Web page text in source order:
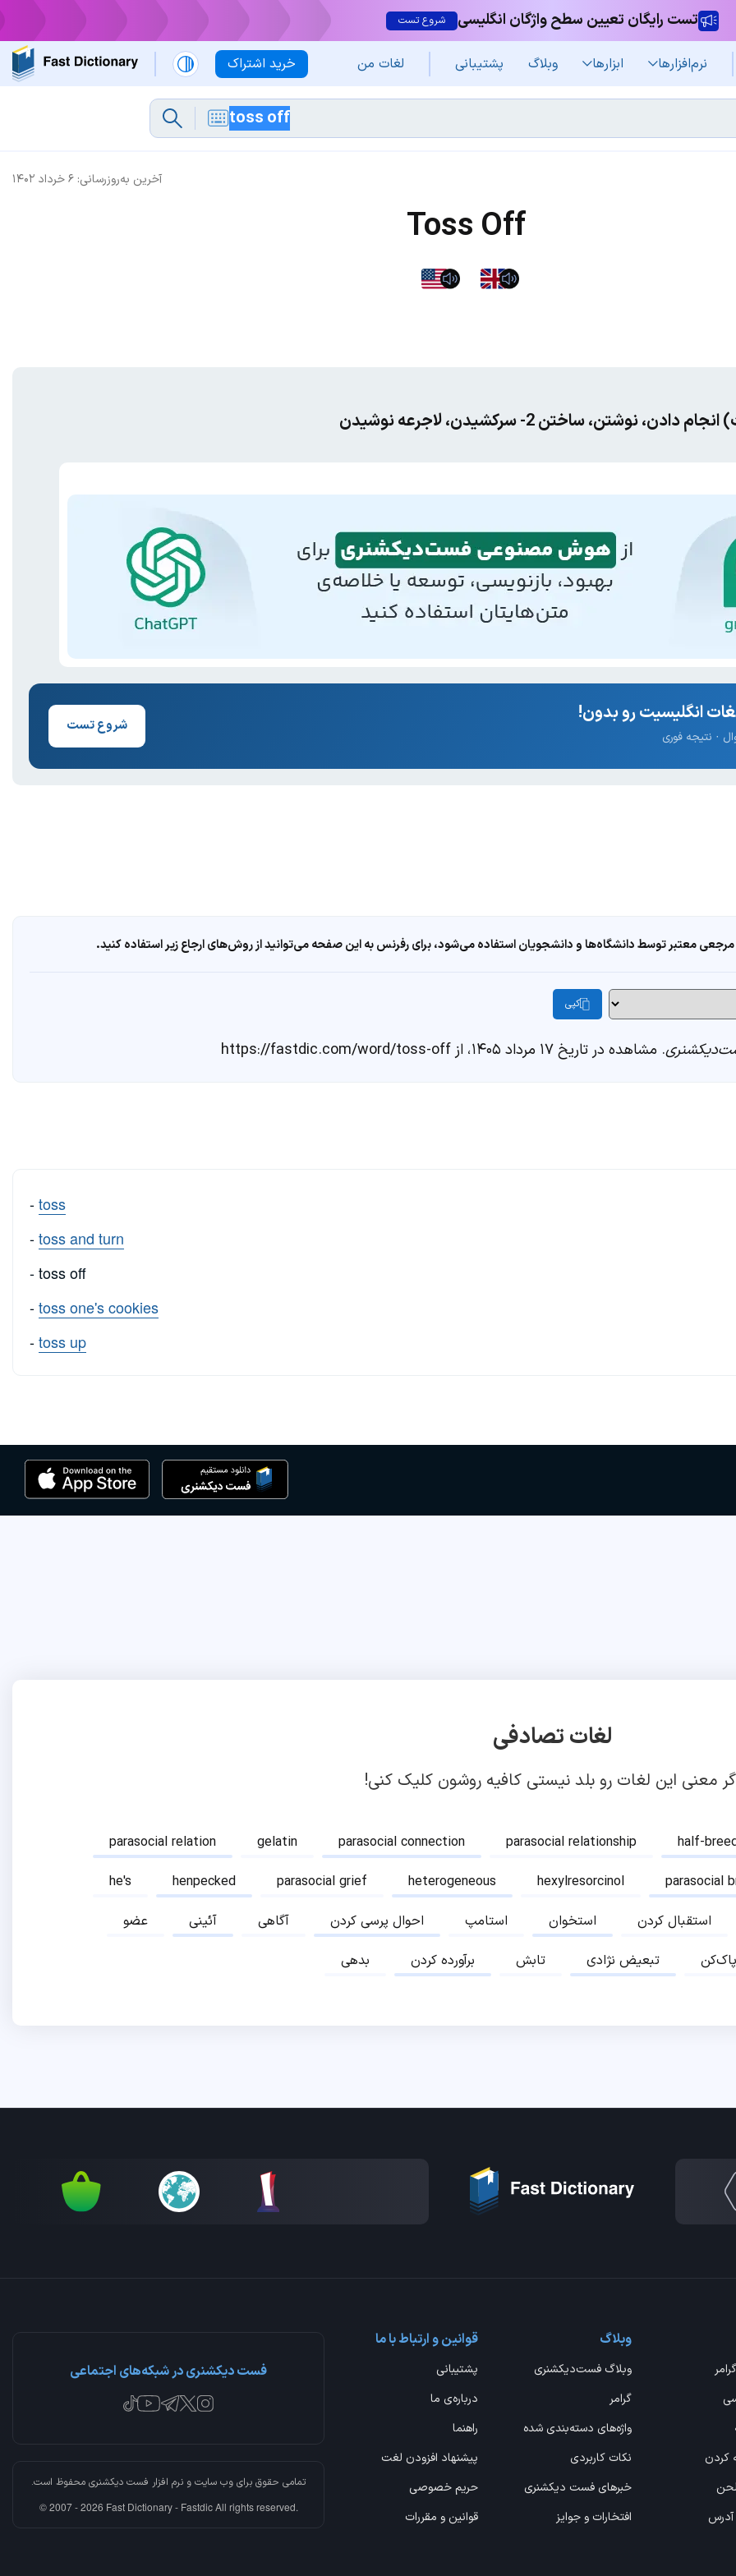
تست رایگان تعیین سطح واژگان انگلیسی شروع تست
خرید اشتراک نرم‌افزار‌ها ابزارها وبلاگ پشتیبانی لغات من
آخرین به‌روزرسانی: ۶ خرداد ۱۴۰۲
Toss Off
انگلیسیت رو بدون!
شروع تست
معتبر توسط دانشگاه‌ها و دانشجویان استفاده می‌شود، برای رفرنس به این صفحه می‌توانید از روش‌های ارجاع زیر استفاده کنید.
کپی
. مشاهده در تاریخ ۱۷ مرداد ۱۴۰۵، از https://fastdic.com/word/toss-off
-toss
-toss and turn
- toss off
-toss one's cookies
-toss up
لغات تصادفی
معنی این لغات رو بلد نیستی کافیه روشون کلیک کنی!
parasocial relation gelatin parasocial connection parasocial relationship
half-
he's
henpecked parasocial grief heterogeneous hexylresorcinol
parasocial
عضو
آئینی آگاهی احوال پرسی کردن استامپ استخوان
استقبال کردن
بدهی
برآورده کردن تابش تبعیض نژادی
کردن
لحن
آدرس
وبلاگ
وبلاگ فست‌دیکشنری
گرامر
واژه‌های دسته‌بندی شده
نکات کاربردی
خبرهای فست دیکشنری
افتخارات و جوایز
قوانین و ارتباط با ما
پشتیبانی
درباره‌ی ما
راهنما
پیشنهاد افزودن لغت
حریم خصوصی
قوانین و مقررات
فست دیکشنری در شبکه‌های اجتماعی
تمامی حقوق برای وب سایت و نرم افزار فست دیکشنریمحفوظ است.
© 2007 - 2026 Fast Dictionary - Fastdic All rights reserved.